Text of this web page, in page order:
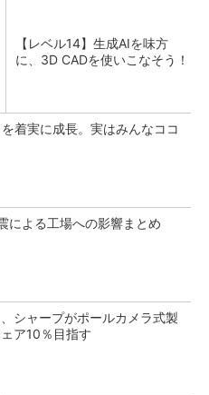
【レベル14】生成AIを味方
に、3D CADを使いこなそう！
着実に成長。実はみんなココ
による工場への影響まとめ
シャープがポールカメラ式製
ア10％目指す